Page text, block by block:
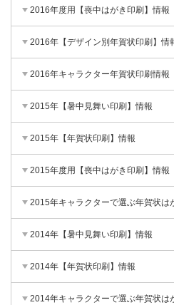
2016年度用【喪中はがき印刷】情報
2016年【デザイン別年賀状印刷】情
2016年キャラクター年賀状印刷情報
2015年【暑中見舞い印刷】情報
2015年【年賀状印刷】情報
2015年度用【喪中はがき印刷】情報
2015年キャラクターで選ぶ年賀状は
2014年【暑中見舞い印刷】情報
2014年【年賀状印刷】情報
2014年キャラクターで選ぶ年賀状は